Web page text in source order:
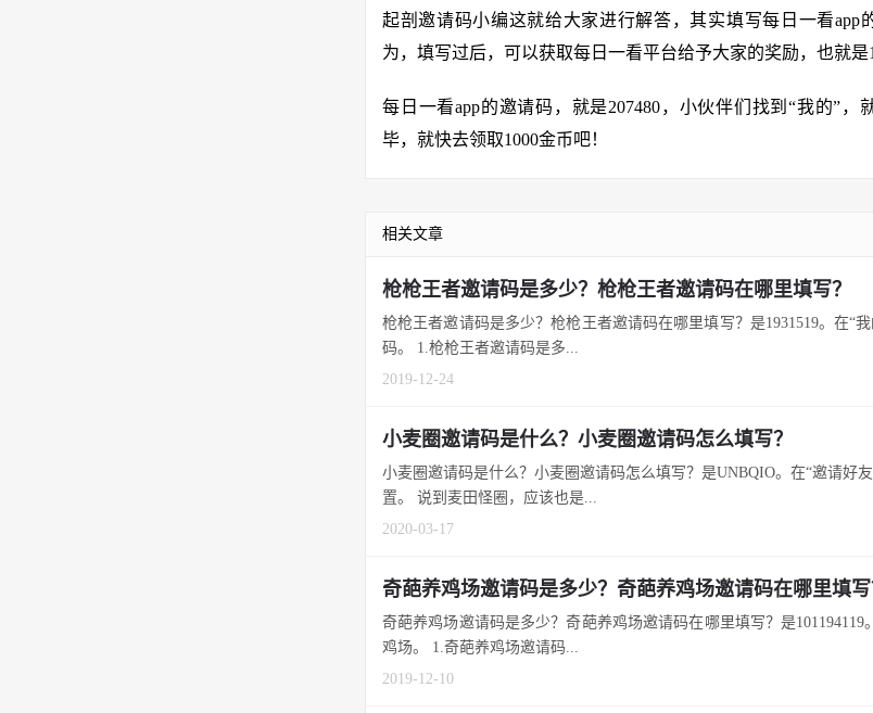
起剖邀请码小编这就给大家进行解答，其实填写每日一看app
为，填写过后，可以获取每日一看平台给予大家的奖励，也就是
每日一看app的邀请码，就是207480，小伙伴们找到“我的”，
毕，就快去领取1000金币吧！
相关文章
枪枪王者邀请码是多少？枪枪王者邀请码在哪里填写？
枪枪王者邀请码是多少？枪枪王者邀请码在哪里填写？是1931519。在“
码。 1.枪枪王者邀请码是多...
2019-12-24
小麦圈邀请码是什么？小麦圈邀请码怎么填写？
小麦圈邀请码是什么？小麦圈邀请码怎么填写？是UNBQIO。在“邀请好
置。 说到麦田怪圈，应该也是...
2020-03-17
奇葩养鸡场邀请码是多少？奇葩养鸡场邀请码在哪里填写
奇葩养鸡场邀请码是多少？奇葩养鸡场邀请码在哪里填写？是101194119
鸡场。 1.奇葩养鸡场邀请码...
2019-12-10